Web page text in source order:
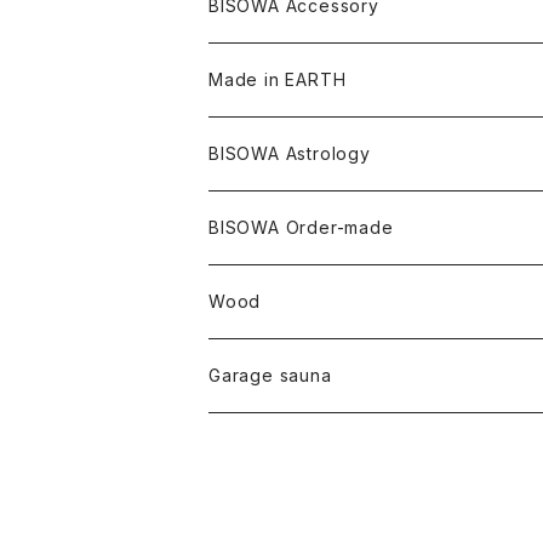
メタモルフォーゼス
クォーツインクォーツ
デュモルチェライト
タンザナイト
ムーンストーン
中国
アメリカ
イヤリング
キーホルダー
オーガニックコットン
Underwear
キャンドル
HAZE 和蝋燭
縁キャンドル
陶器
大蝶恵美子
Tomoko Uemura Art 麻炭陶器
Cosmic hemp
YUGEN GLASS
others
foods
Others
オーガニックコットン
バンブー
オーガニックフリース
Bisowa Club Room
BISOWA Accessory
ヘアゴム
宇佐美聖子
Made in EARTH
Misakubo Japan
碧-AOI-の松葉天然酵母パン
Uwajima Japan
BISOWA Astrology
BISOWA Order-made
∞Seiko Usami∞
Wood
Garage sauna